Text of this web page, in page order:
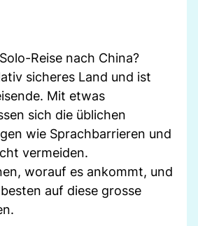
Reise nach China?
sicheres Land und ist
Mit etwas
sich die üblichen
wie Sprachbarrieren und
vermeiden.
worauf es ankommt, und
auf diese grosse